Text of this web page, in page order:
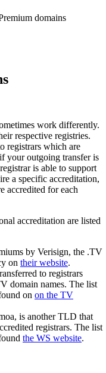
domains
work differently.
respective registries.
registrars which are
your outgoing transfer is
is able to support
a specific accreditation,
accredited for each
accreditation are listed
by Verisign, the .TV
on their website.
to registrars
domain names. The list
on on the TV
is another TLD that
registrars. The list
the WS website.